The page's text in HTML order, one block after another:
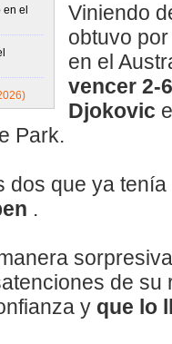
el
Viniendo
obtuvo
en el
vencer 2-
Djokovic
Park.
dos que ya
.
de su
y que lo